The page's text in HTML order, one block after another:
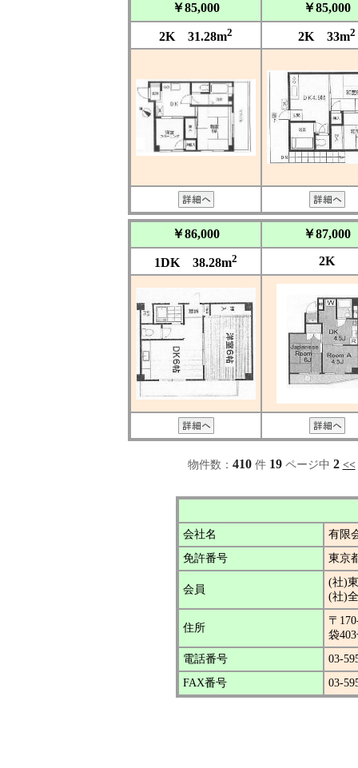
￥85,000 ￥85,000
2K 31.28m2 2K 33m2
￥86,000 ￥87,000
1DK 38.28m2 2K
物件数： 410件 19ページ中 2 <<
会社名
有限
免許番号
東京
会員
(社)
(社)
住所
〒
袋
電話番号
03-
FAX番号
03-